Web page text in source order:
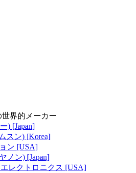
界的メーカー
) [Japan]
スン) [Korea]
ン [USA]
ノン) [Japan]
レクトロニクス [USA]